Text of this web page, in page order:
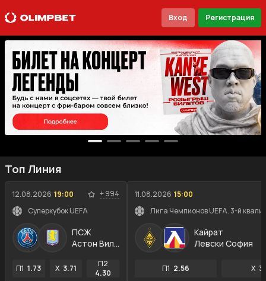
Вход Регистрация
Топ Линия
12.08.2026 19:00 +994
Суперкубок UEFA
ПСЖ
Астон Вилла
П1 1.73 X 3.71
П2
4.30
11.08.2026 15:00
Лига Чемпионов UEFA. 3-й
Кайрат
Левски София
П1 2.56 X